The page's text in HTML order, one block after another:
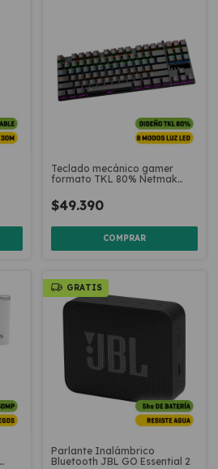
Teclado mecánico gamer
formato TKL 80% Netmak
$49.390
GRATIS
Parlante Inalámbrico
Bluetooth JBL GO Essential 2